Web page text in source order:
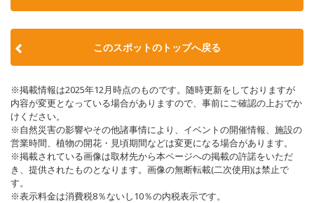
このスポットのトップへ戻る
※掲載情報は2025年12月時点のものです。随時更新をしておりますが
内容が変更となっている場合がありますので、事前にご確認の上おでか
けください。
※自然災害の影響やその他諸事情により、イベントの開催情報、施設の
営業時間、植物の開花・見頃期間などは変更になる場合があります。
※掲載されている画像は取材先から本ページへの掲載の許諾をいただ
き、提供されたものとなります。画像の無断転載(二次使用)は禁止で
す。
※表示料金は消費税8％ないし10％の内税表示です。